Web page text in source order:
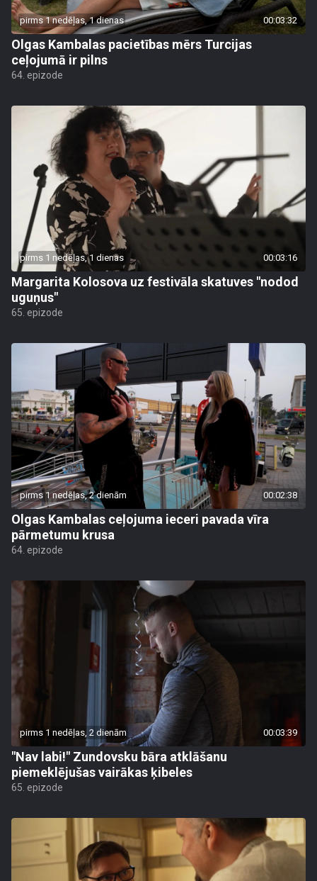
pirms 1 nedēļas, 1 dienas 00:03:32
Olgas Kambalas pacietības mērs Turcijas
ceļojumā ir pilns
64. epizode
pirms 1 nedēļas, 1 dienas 00:03:16
Margarita Kolosova uz festivāla skatuves "nodod
uguņus"
65. epizode
pirms 1 nedēļas, 2 dienām 00:02:38
Olgas Kambalas ceļojuma ieceri pavada vīra
pārmetumu krusa
64. epizode
pirms 1 nedēļas, 2 dienām 00:03:39
"Nav labi!" Zundovsku bāra atklāšanu
piemeklējušas vairākas ķibeles
65. epizode